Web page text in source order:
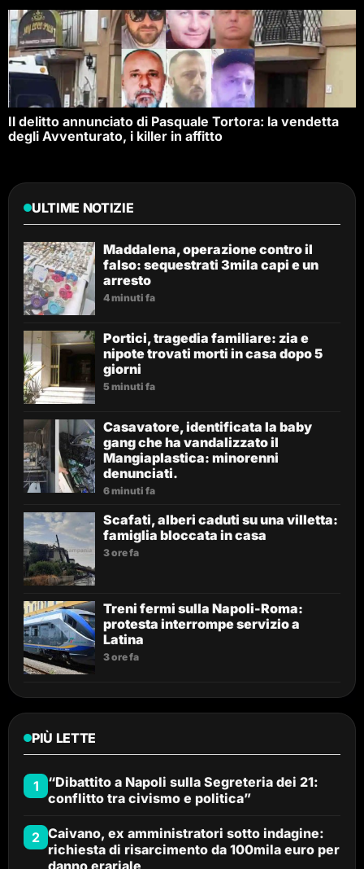
Il delitto annunciato di Pasquale Tortora: la vendetta
degli Avventurato, i killer in affitto
ULTIME NOTIZIE
Maddalena, operazione contro il
falso: sequestrati 3mila capi e un
arresto
4 minuti fa
Portici, tragedia familiare: zia e
nipote trovati morti in casa dopo 5
giorni
5 minuti fa
Casavatore, identificata la baby
gang che ha vandalizzato il
Mangiaplastica: minorenni
denunciati.
6 minuti fa
Scafati, alberi caduti su una villetta:
famiglia bloccata in casa
3 ore fa
Treni fermi sulla Napoli-Roma:
protesta interrompe servizio a
Latina
3 ore fa
PIÙ LETTE
1
“Dibattito a Napoli sulla Segreteria dei 21:
conflitto tra civismo e politica”
2 Caivano, ex amministratori sotto indagine:
richiesta di risarcimento da 100mila euro per
danno erariale